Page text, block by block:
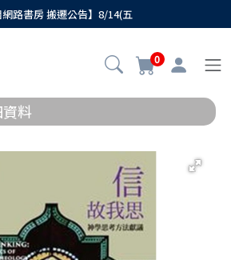
網路書房 搬遷公告】8/14(五
0
料